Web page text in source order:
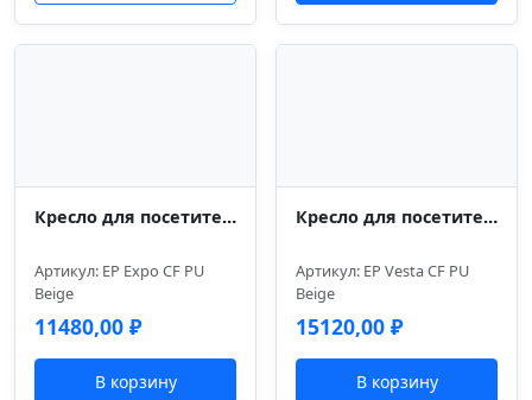
Кресло для посетителей Everprof Expo (Экспо) CF Экокожа Бежевый
Артикул: EP Expo CF PU
Beige
11480,00 ₽
В корзину
Кресло для посетителей Everprof Vesta (Веста) CF Экокожа Бежевый
Артикул: EP Vesta CF PU
Beige
15120,00 ₽
В корзину